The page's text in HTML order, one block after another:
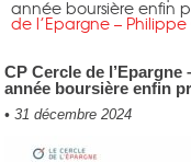
année boursière enfin
de l’Epargne –
CP Cercle de
année boursière enfin
• 31 décembre 2024